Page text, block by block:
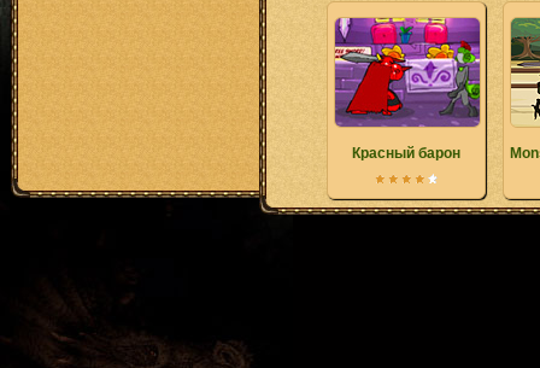
Красный барон